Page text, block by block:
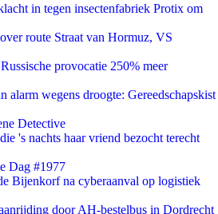
in tegen insectenfabriek Protix om
route Straat van Hormuz, VS
provocatie 250% meer
alarm wegens droogte: Gereedschapskist
Detective
's nachts haar vriend bezocht terecht
Dag #1977
Bijenkorf na cyberaanval op logistiek
door AH-bestelbus in Dordrecht